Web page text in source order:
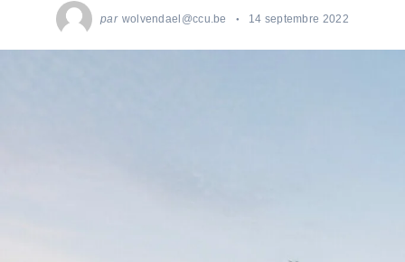
par wolvendael@ccu.be 14 septembre 2022